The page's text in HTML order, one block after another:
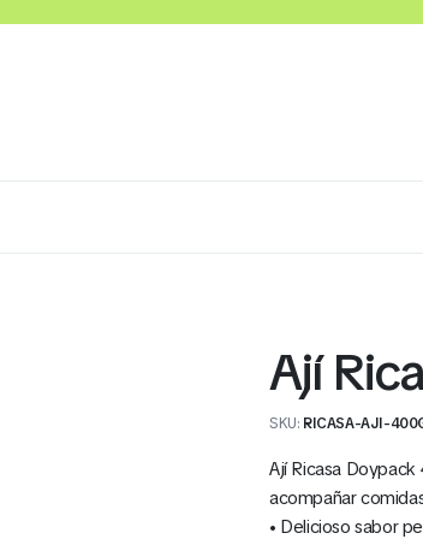
Cereales Ángel Bolsa 18 Gr x 12
Ají
SKU: RICASA-AJI-
Ají Ricasa
acompañar
• Delicioso sabor